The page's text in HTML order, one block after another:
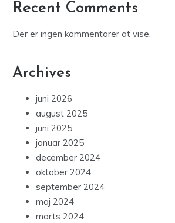
Recent Comments
Der er ingen kommentarer at vise.
Archives
juni 2026
august 2025
juni 2025
januar 2025
december 2024
oktober 2024
september 2024
maj 2024
marts 2024